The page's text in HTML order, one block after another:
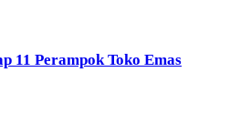
11 Perampok Toko Emas